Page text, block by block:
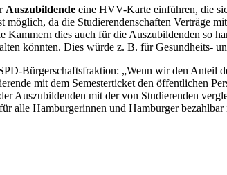
Auszubildende eine HVV-Karte einführen, die
möglich, da die Studierendenschaften
Kammern dies auch für die Auszubildenden so
könnten. Dies würde z. B. für Gesundheits-
Bürgerschaftsfraktion: „Wenn wir den Anteil
mit dem Semesterticket den öffentlichen
Auszubildenden mit der von Studierenden
alle Hamburgerinnen und Hamburger